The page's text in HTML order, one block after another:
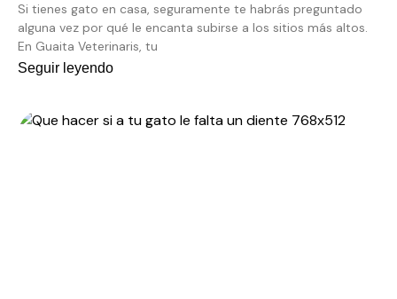
Si tienes gato en casa, seguramente te habrás preguntado
alguna vez por qué le encanta subirse a los sitios más altos.
En Guaita Veterinaris, tu
Seguir leyendo